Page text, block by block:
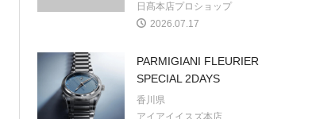
日髙本店プロショップ
2026.07.17
PARMIGIANI FLEURIER
SPECIAL 2DAYS
香川県